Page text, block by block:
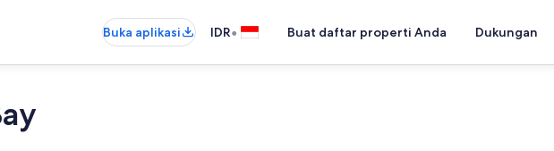
Buka aplikasi IDR• Buat daftar properti Anda Dukungan